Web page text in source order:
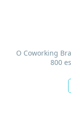
O Coworking
800